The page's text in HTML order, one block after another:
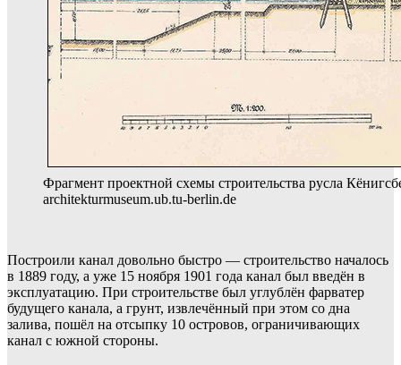
Фрагмент проектной схемы строительства русла
architekturmuseum.ub.tu-berlin.de
Построили канал довольно быстро — строительство началось
в 1889 году, а уже 15 ноября 1901 года канал был введён в
эксплуатацию. При строительстве был углублён фарватер
будущего канала, а грунт, извлечённый при этом со дна
залива, пошёл на отсыпку 10 островов, ограничивающих
канал с южной стороны.